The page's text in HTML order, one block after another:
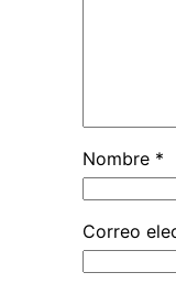
Nombre *
Correo